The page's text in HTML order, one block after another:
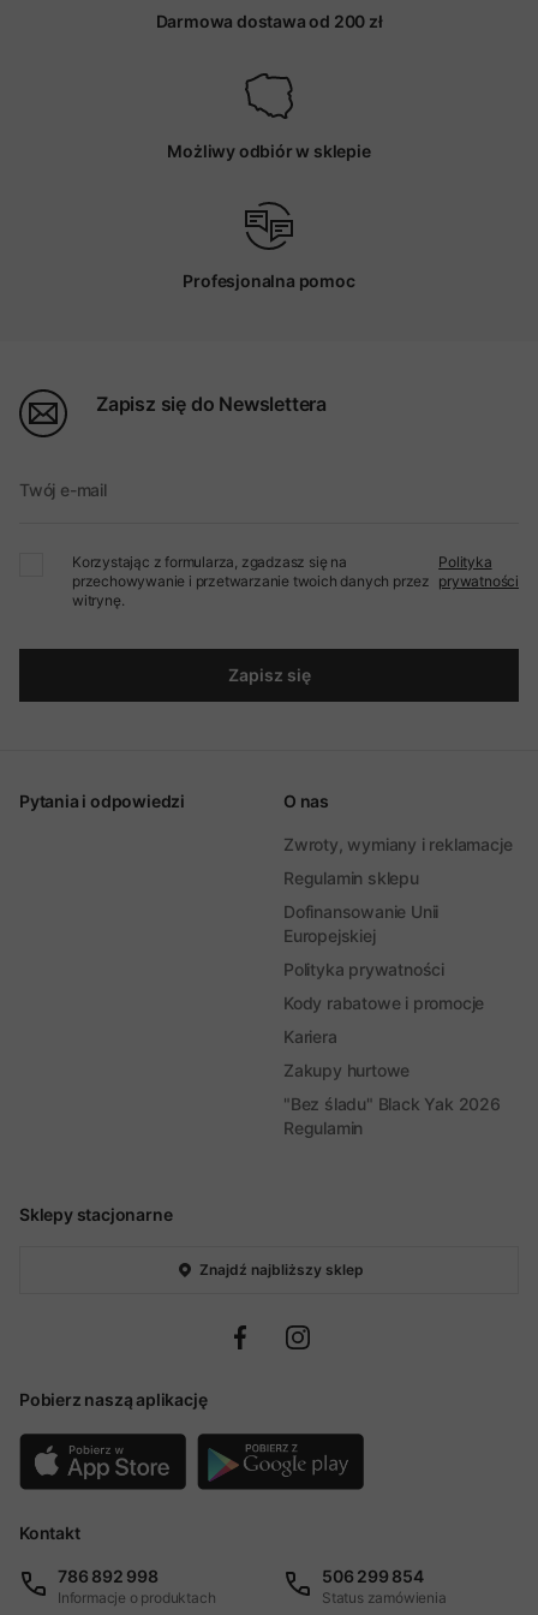
Darmowa dostawa od 200 zł
Możliwy odbiór w sklepie
Profesjonalna pomoc
Zapisz się do Newslettera
Twój e-mail
Korzystając z formularza, zgadzasz się na
przechowywanie i przetwarzanie twoich danych przez
witrynę.
Polityka
prywatności
Zapisz się
Sklepy stacjonarne
Znajdź najbliższy sklep
Pobierz naszą aplikację
Pytania i odpowiedzi O nas
Zwroty, wymiany i reklamacje
Regulamin sklepu
Dofinansowanie Unii
Europejskiej
Polityka prywatności
Kody rabatowe i promocje
Kariera
Zakupy hurtowe
"Bez śladu" Black Yak 2026
Regulamin
Kontakt
786 892 998
Informacje o produktach
506 299 854
Status zamówienia